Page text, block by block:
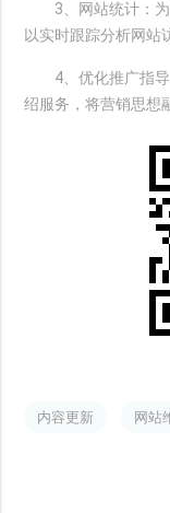
3、网站统计：为
以实时跟踪分析网站
4、优化推广指导
绍服务，将营销思想
内容更新 网站